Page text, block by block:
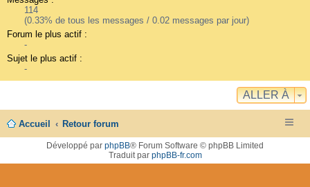
114
(0.33% de tous les messages / 0.02 messages par jour)
Forum le plus actif :
-
Sujet le plus actif :
-
ALLER À
Accueil Retour forum
Développé par phpBB® Forum Software © phpBB Limited
Traduit par phpBB-fr.com